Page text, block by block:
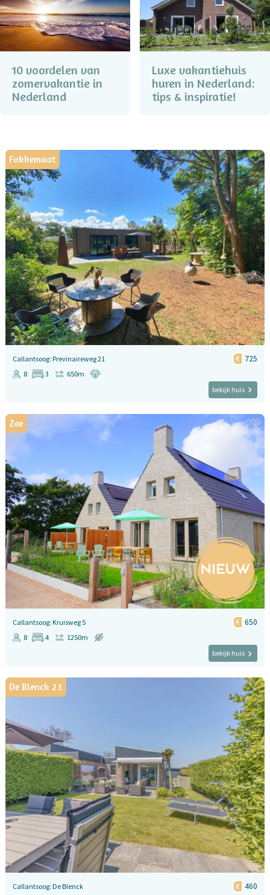
10 voordelen van
zomervakantie in
Nederland
Luxe vakantiehuis
huren in Nederland:
tips & inspiratie!
Fokkemaat
Callantsoog: Previnaireweg 21 725
8 3
650m
bekijk huis
Zee
Callantsoog: Kruisweg 5 650
8 4
1250m
bekijk huis
De Blenck 23
Callantsoog: De Blenck 460